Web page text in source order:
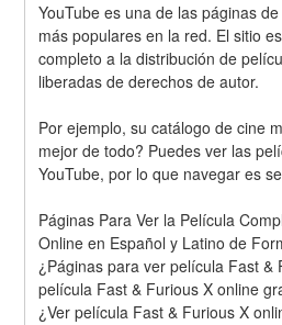
YouTube es una de las páginas
más populares en la red. El sitio
completo a la distribución de
liberadas de derechos de autor.
Por ejemplo, su catálogo de cine
mejor de todo? Puedes ver las
YouTube, por lo que navegar es
Páginas Para Ver la Película
Online en Español y Latino de
¿Páginas para ver película Fast &
película Fast & Furious X online
¿Ver película Fast & Furious X